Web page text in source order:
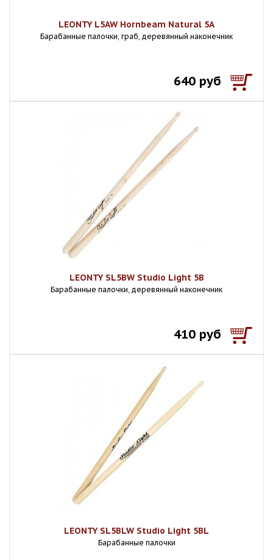
LEONTY L5AW Hornbeam Natural 5A
Барабанные палочки, граб, деревянный наконечник
640 руб
LEONTY SL5BW Studio Light 5В
Барабанные палочки, деревянный наконечник
410 руб
LEONTY SL5BLW Studio Light 5BL
Барабанные палочки